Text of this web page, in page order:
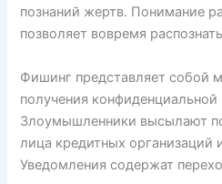
познаний жертв. Понимание
позволяет вовремя
Фишинг представляет собой
получения
Злоумышленники высылают
лица кредитных организаций
Уведомления содержат